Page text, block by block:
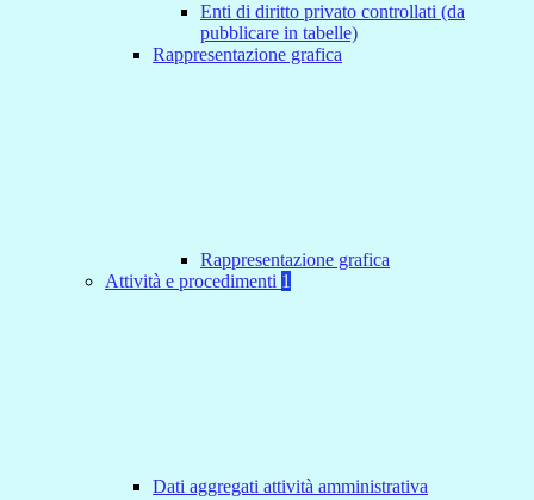
Enti di diritto privato controllati (da
pubblicare in tabelle)
Rappresentazione grafica
Rappresentazione grafica
Attività e procedimenti 1
Dati aggregati attività amministrativa